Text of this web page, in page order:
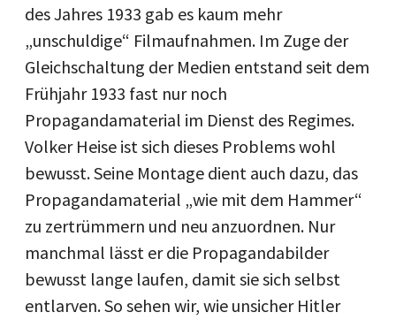
des Jahres 1933 gab es kaum mehr
„unschuldige“ Filmaufnahmen. Im Zuge der
Gleichschaltung der Medien entstand seit dem
Frühjahr 1933 fast nur noch
Propagandamaterial im Dienst des Regimes.
Volker Heise ist sich dieses Problems wohl
bewusst. Seine Montage dient auch dazu, das
Propagandamaterial „wie mit dem Hammer“
zu zertrümmern und neu anzuordnen. Nur
manchmal lässt er die Propagandabilder
bewusst lange laufen, damit sie sich selbst
entlarven. So sehen wir, wie unsicher Hitler